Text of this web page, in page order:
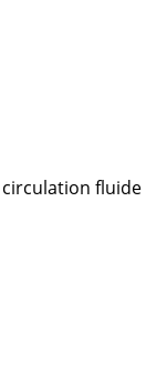
fluide